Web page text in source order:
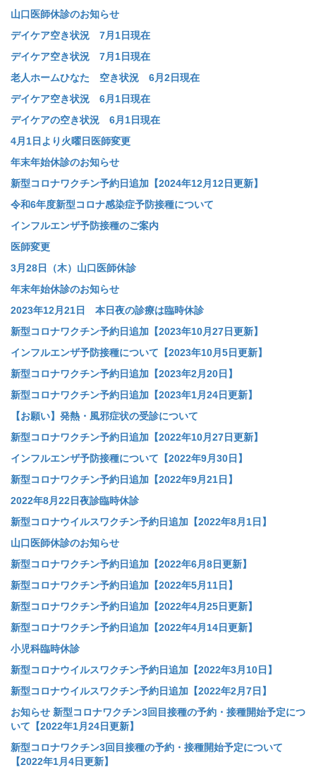
山口医師休診のお知らせ
デイケア空き状況 7月1日現在
デイケア空き状況 7月1日現在
老人ホームひなた 空き状況 6月2日現在
デイケア空き状況 6月1日現在
デイケアの空き状況 6月1日現在
4月1日より火曜日医師変更
年末年始休診のお知らせ
新型コロナワクチン予約日追加【2024年12月12日更新】
令和6年度新型コロナ感染症予防接種について
インフルエンザ予防接種のご案内
医師変更
3月28日（木）山口医師休診
年末年始休診のお知らせ
2023年12月21日 本日夜の診療は臨時休診
新型コロナワクチン予約日追加【2023年10月27日更新】
インフルエンザ予防接種について【2023年10月5日更新】
新型コロナワクチン予約日追加【2023年2月20日】
新型コロナワクチン予約日追加【2023年1月24日更新】
【お願い】発熱・風邪症状の受診について
新型コロナワクチン予約日追加【2022年10月27日更新】
インフルエンザ予防接種について【2022年9月30日】
新型コロナワクチン予約日追加【2022年9月21日】
2022年8月22日夜診臨時休診
新型コロナウイルスワクチン予約日追加【2022年8月1日】
山口医師休診のお知らせ
新型コロナワクチン予約日追加【2022年6月8日更新】
新型コロナワクチン予約日追加【2022年5月11日】
新型コロナワクチン予約日追加【2022年4月25日更新】
新型コロナワクチン予約日追加【2022年4月14日更新】
小児科臨時休診
新型コロナウイルスワクチン予約日追加【2022年3月10日】
新型コロナウイルスワクチン予約日追加【2022年2月7日】
お知らせ 新型コロナワクチン3回目接種の予約・接種開始予定につ
いて【2022年1月24日更新】
新型コロナワクチン3回目接種の予約・接種開始予定について
【2022年1月4日更新】